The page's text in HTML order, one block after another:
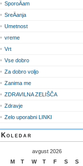
SporoÄam
SreÄanja
Umetnost
vreme
Vrt
Vse dobro
Za dobro voljo
Zanima me
ZDRAVILNA ZELIŠČA
Zdravje
Zelo uporabni LINKI
Koledar
avgust 2026
M
T W T F S
S